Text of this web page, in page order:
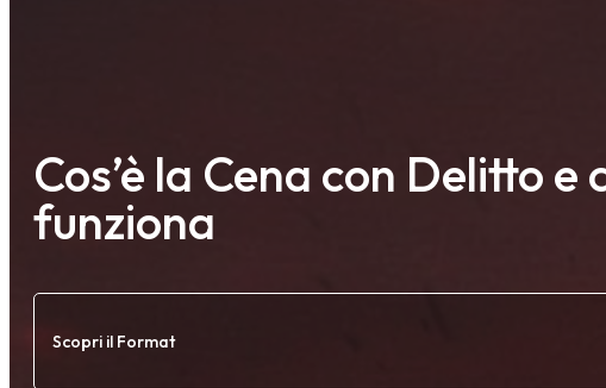
Cos’è la Cena con Delitto e
funziona
Scopri il Format